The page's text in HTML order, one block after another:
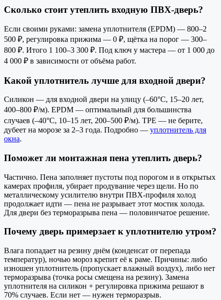
Сколько стоит утеплить входную ПВХ-дверь?
Если своими руками: замена уплотнителя (EPDM) — 800–2
500 ₽, регулировка прижима — 0 ₽, щётка на порог — 300–
800 ₽. Итого 1 100–3 300 ₽. Под ключ у мастера — от 1 000 до
4 000 ₽ в зависимости от объёма работ.
Какой уплотнитель лучше для входной двери?
Силикон — для входной двери на улицу (–60°C, 15–20 лет,
400–800 ₽/м). EPDM — оптимальный для большинства
случаев (–40°C, 10–15 лет, 200–500 ₽/м). TPE — не берите,
дубеет на морозе за 2–3 года. Подробно — уплотнитель для
окна.
Поможет ли монтажная пена утеплить дверь?
Частично. Пена заполняет пустоты под порогом и в открытых
камерах профиля, убирает продувание через щели. Но по
металлическому усилителю внутри ПВХ-профиля холод
продолжает идти — пена не разрывает этот мостик холода.
Для двери без терморазрыва пена — половинчатое решение.
Почему дверь примерзает к уплотнителю утром?
Влага попадает на резину днём (конденсат от перепада
температур), ночью мороз крепит её к раме. Причины: либо
изношен уплотнитель (пропускает влажный воздух), либо нет
терморазрыва (точка росы смещена на резину). Замена
уплотнителя на силикон + регулировка прижима решают в
70% случаев. Если нет — нужен терморазрыв.